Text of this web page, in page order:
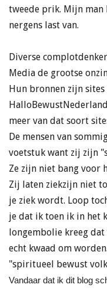
tweede prik. Mijn man
nergens last van.
Diverse
Media de grootse
Hun bronnen zijn
meer van dat soort
De mensen van
voetstuk want zij zijn
Ze zijn niet bang voor
Zij laten ziekzijn niet
je ziek wordt. Loop
je dat ik toen ik in het
longembolie kreeg
echt kwaad om
"spiritueel bewust
Vandaar dat ik dit blog